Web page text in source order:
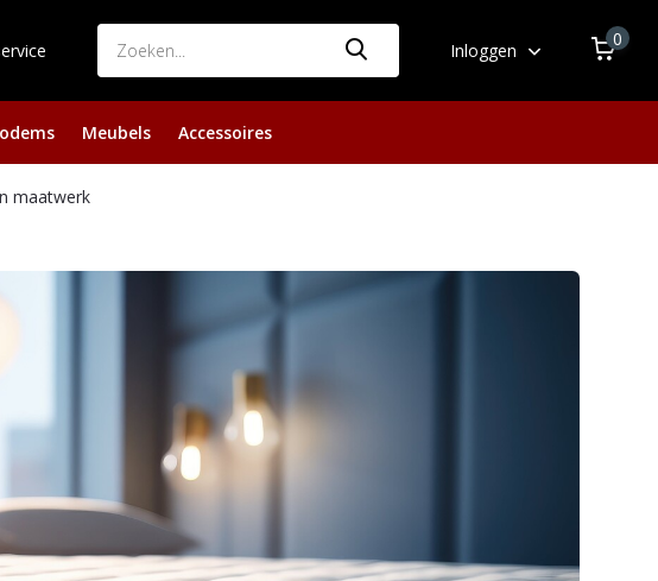
Inloggen
0
Meubels Accessoires
maatwerk